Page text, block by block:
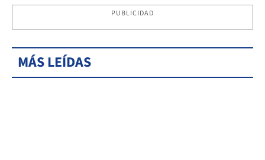
PUBLICIDAD
MÁS LEÍDAS